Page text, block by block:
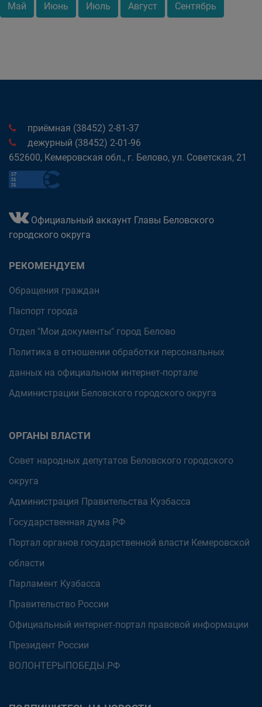
Май Июнь Июль Август Сентябрь
приёмная (38452) 2-81-37
дежурный (38452) 2-01-96
652600, Кемеровская обл., г. Белово, ул. Советская, 21
Официальный аккаунт Главы Беловского
городского округа
РЕКОМЕНДУЕМ
Обращения граждан
Паспорт города
Отдел "Мои документы" город Белово
Политика в отношении обработки персональных
данных на официальном интернет-портале
Администрации Беловского городского округа
ОРГАНЫ ВЛАСТИ
Совет народных депутатов Беловского городского
округа
Администрация Правительства Кузбасса
Государственная дума РФ
Портал органов государственной власти Кемеровской
области
Парламент Кузбасса
Правительство России
Официальный интернет-портал правовой информации
Президент России
ВОЛОНТЕРЫПОБЕДЫ.РФ